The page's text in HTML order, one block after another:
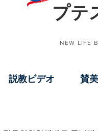
プテ
NEW LIFE
説教ビデオ 賛